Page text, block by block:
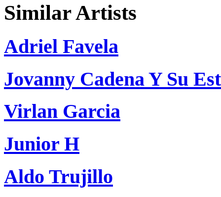
Similar Artists
Adriel Favela
Jovanny Cadena Y Su
Virlan Garcia
Junior H
Aldo Trujillo